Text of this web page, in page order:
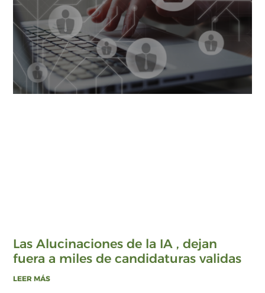
Las Alucinaciones de la IA , dejan
fuera a miles de candidaturas validas
LEER MÁS